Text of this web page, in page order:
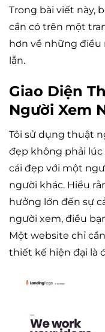
Trong bài viết này,
cần có trên một
hơn về những
lẫn.
Giao Diện
Người Xem
Tôi sử dụng thuật
đẹp không phải lúc
cái đẹp với một
người khác. Hiểu
hưởng lớn đến sự
người xem, điều
Một website chỉ
thiết kế hiện đại là